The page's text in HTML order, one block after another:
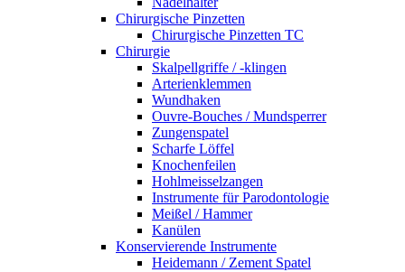
Chirurgische Pinzetten
Chirurgische Pinzetten TC
Chirurgie
Skalpellgriffe / -klingen
Arterienklemmen
Wundhaken
Ouvre-Bouches / Mundsperrer
Zungenspatel
Scharfe Löffel
Knochenfeilen
Hohlmeisselzangen
Instrumente für Parodontologie
Meißel / Hammer
Kanülen
Konservierende Instrumente
Heidemann / Zement Spatel